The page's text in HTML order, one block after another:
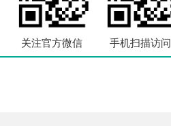
关注官方微信 手机扫描访问